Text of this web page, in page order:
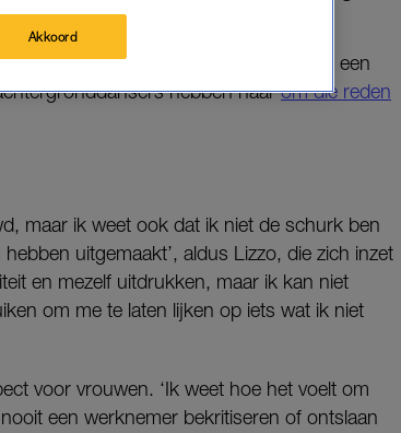
geweest van seksueel wangedrag en een
hebben haarom die reden
maar ik weet ook dat ik niet de schurk ben
uitgemaakt’, aldus Lizzo, die zich inzet
en mezelf uitdrukken, maar ik kan niet
om me te laten lijken op iets wat ik niet
voor vrouwen. ‘Ik weet hoe het voelt om
een werknemer bekritiseren of ontslaan
Akkoord